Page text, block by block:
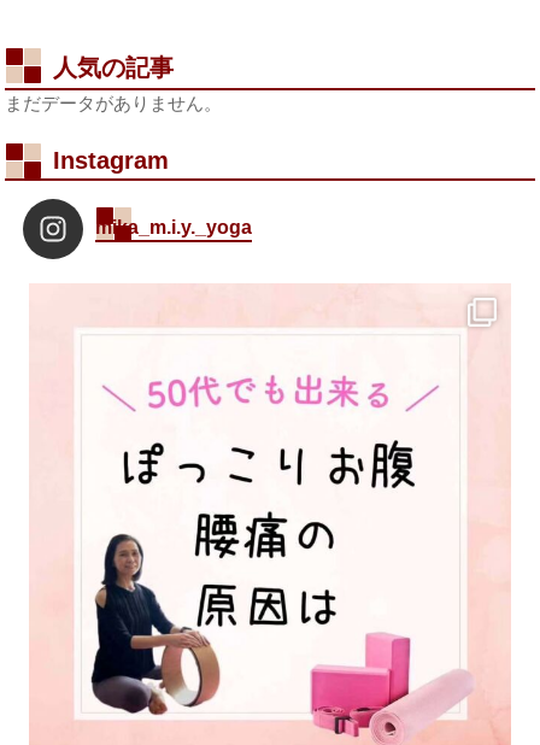
人気の記事
まだデータがありません。
Instagram
mika_m.i.y._yoga